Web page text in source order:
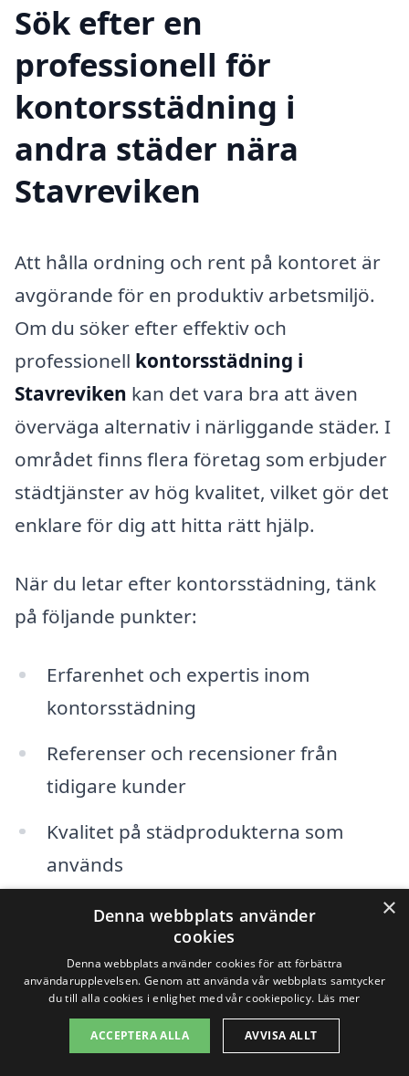
Sök efter en
professionell för
kontorsstädning i
andra städer nära
Stavreviken
Att hålla ordning och rent på kontoret är
avgörande för en produktiv arbetsmiljö.
Om du söker efter effektiv och
professionell kontorsstädning i
Stavreviken kan det vara bra att även
överväga alternativ i närliggande städer. I
området finns flera företag som erbjuder
städtjänster av hög kvalitet, vilket gör det
enklare för dig att hitta rätt hjälp.
När du letar efter kontorsstädning, tänk
på följande punkter:
Erfarenhet och expertis inom
kontorsstädning
Referenser och recensioner från
tidigare kunder
Kvalitet på städprodukterna som
används
Flexibilitet och anpassning efter dina
Priser och olika erbjudanden
Några av städerna i närheten av
×
Denna webbplats använder
cookies
Denna webbplats använder cookies för att förbättra
användarupplevelsen. Genom att använda vår webbplats samtycker
du till alla cookies i enlighet med vår cookiepolicy. Läs mer
ACCEPTERA ALLA AVVISA ALLT